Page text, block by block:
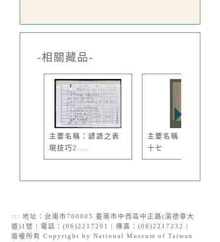
-相關藏品-
主要名稱：諺語之表
現技巧2....
主要名稱：深秋集
十七
::: 地址：台南市700005 臺南市中西區中正路(湯德章大
道)1號 | 電話：(06)2217201 | 傳真：(06)2217232 |
版權所有 Copyright by National Museum of Taiwan